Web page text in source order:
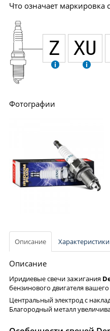
Что означает маркировка
Z XU
Фотографии
Описание Характеристики
Описание
Иридиевые свечи зажигания
бензинового двигателя
Центральный электрод с
Благородный металл